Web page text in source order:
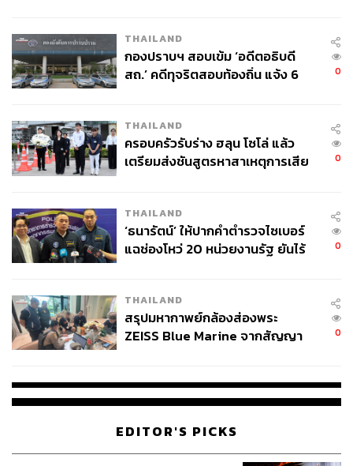
THAILAND
กองปราบฯ สอบเข้ม ‘อดีตอธิบดี
สถ.’ คดีทุจริตสอบท้องถิ่น แจ้ง 6
0
THAILAND
ครอบครัวรับร่าง ฮลุน โซโล่ แล้ว
เตรียมส่งชันสูตรหาสาเหตุการเสีย
0
THAILAND
‘ธนารัตน์’ ให้ปากคำตำรวจไซเบอร์
แฉช่องโหว่ 20 หน่วยงานรัฐ ยันไร้
0
THAILAND
สรุปมหากาพย์กล้องส่องพระ
ZEISS Blue Marine จากสัญญา
จ่ายหนี้-แอบระบุแบรนด์
0
EDITOR'S PICKS